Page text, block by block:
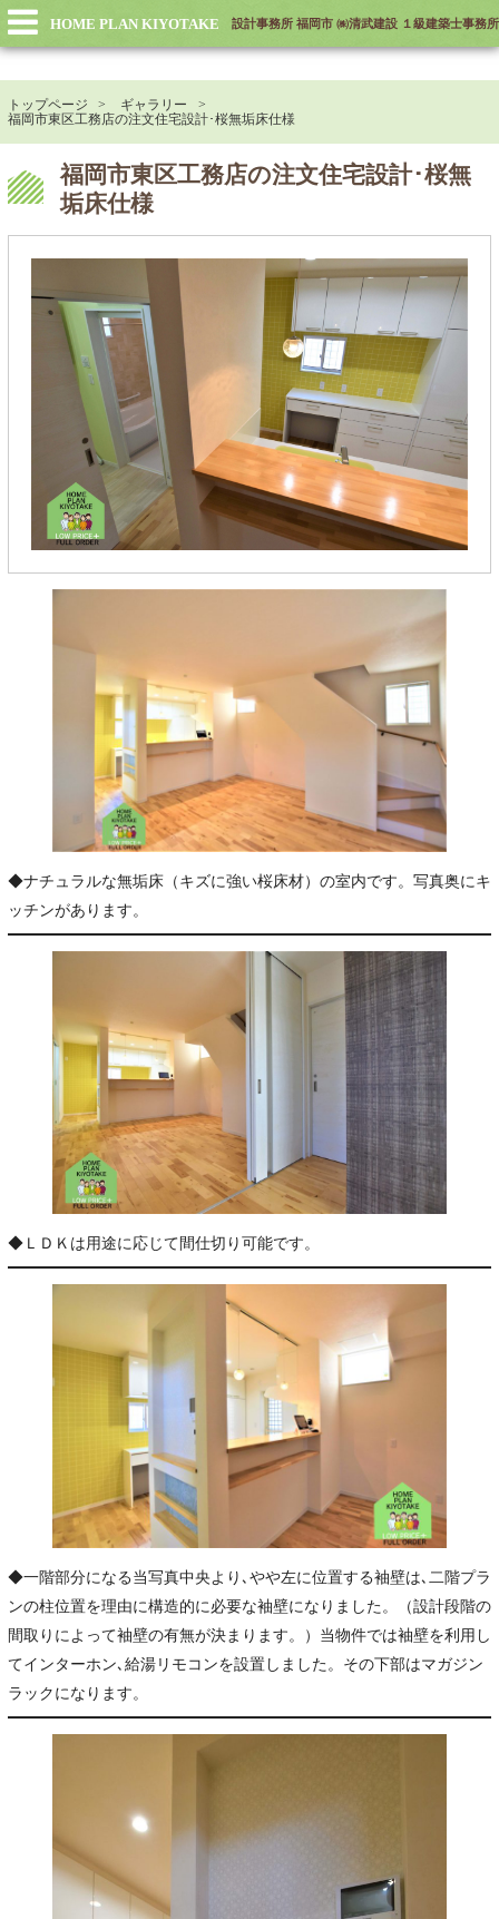
HOME PLAN KIYOTAKE 設計事務所 福岡市 ㈱清武建設 １級建築士事務所
トップページ
ギャラリー
福岡市東区工務店の注文住宅設計･桜無垢床仕様
福岡市東区工務店の注文住宅設計･桜無
垢床仕様
◆ナチュラルな無垢床（キズに強い桜床材）の室内です。写真奥にキ
ッチンがあります。
◆ＬＤＫは用途に応じて間仕切り可能です。
◆一階部分になる当写真中央より､やや左に位置する袖壁は､二階プラ
ンの柱位置を理由に構造的に必要な袖壁になりました。（設計段階の
間取りによって袖壁の有無が決まります。）当物件では袖壁を利用し
てインターホン､給湯リモコンを設置しました。その下部はマガジン
ラックになります。